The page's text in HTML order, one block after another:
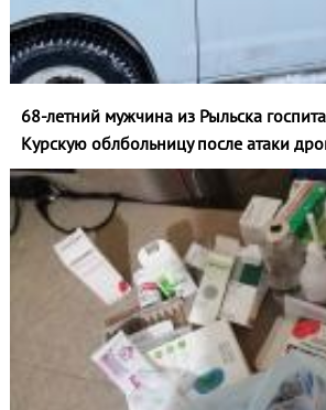
68-летний мужчина из Рыльска
Курскую облбольницу после атаки